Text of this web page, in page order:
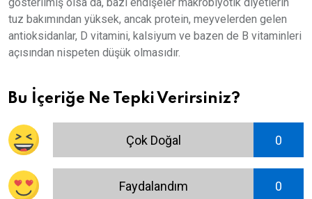
gösterilmiş olsa da, bazı endişeler makrobiyotik diyetlerin
tuz bakımından yüksek, ancak protein, meyvelerden gelen
antioksidanlar, D vitamini, kalsiyum ve bazen de B vitaminleri
açısından nispeten düşük olmasıdır.
Bu İçeriğe Ne Tepki Verirsiniz?
Çok Doğal 0
Faydalandım 0